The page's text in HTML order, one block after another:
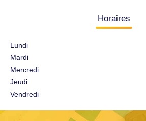
Horaires
Lundi
Mardi
Mercredi
Jeudi
Vendredi